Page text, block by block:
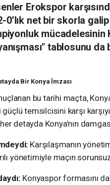
Erokspor
net bir skorla
mücadelesinin
tablosunu
Bir Konya İmzası
bu tarihi maçta,
temsilcisini karşı
detayda Konya’nın
Karşılaşmanın
yönetimiyle maçın
Konyaspor formasını